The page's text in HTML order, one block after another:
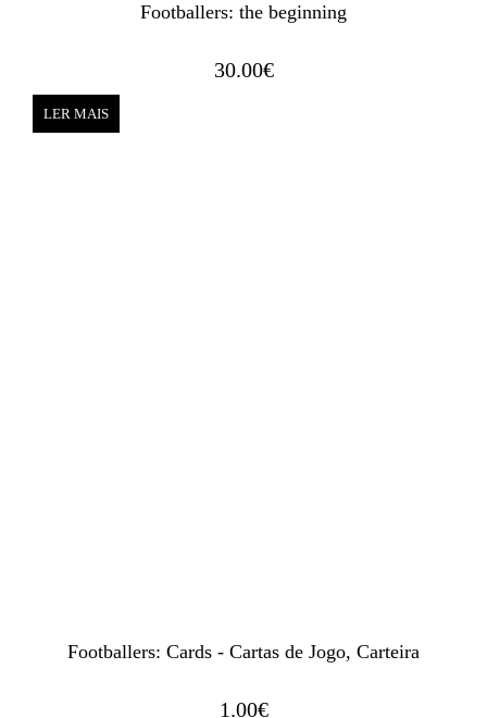
Footballers: the beginning
30.00€
LER MAIS
Footballers: Cards - Cartas de Jogo, Carteira
1.00€